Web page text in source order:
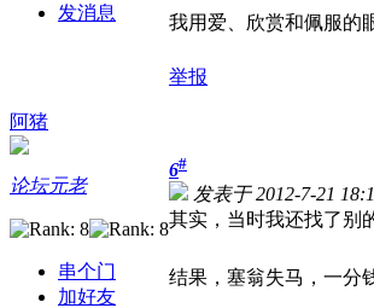
发消息
我用爱、欣赏和佩服的
举报
阿猪
论坛元老
串个门
加好友
6#
发表于 2012-7-21
其实，当时我还找了别
结果，塞翁失马，一分